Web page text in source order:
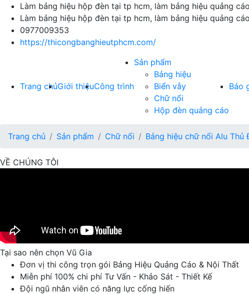
Làm bảng hiệu hộp đèn tại tp hcm, làm bảng hiệu quảng cáo
Làm bảng hiệu hộp đèn tại tp hcm, làm bảng hiệu quảng cáo
0977009353
https://thicongbanghieutphcm.com/
Trang chủGiới thiệuCông trình
Sản phẩm
Bảng hiệu
Biển vẫy
Chữ nổi
Hộp đèn quảng cáo
Báo
Trang chủ Sản phẩm Chữ nổi Bảng hiệu chữ nổi Alu
VỀ CHÚNG TÔI
Tại sao nên chọn Vũ Gia
Đơn vị thi công trọn gói Bảng Hiệu Quảng Cáo & Nội Thất
Miễn phí 100% chi phí Tư Vấn - Khảo Sát - Thiết Kế
Đội ngũ nhân viên có năng lực cống hiến